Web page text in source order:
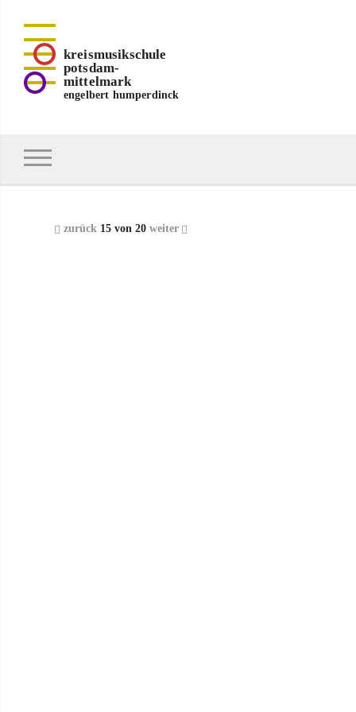
kreismusikschule
potsdam-
mittelmark
engelbert humperdinck
zurück15 von 20 weiter